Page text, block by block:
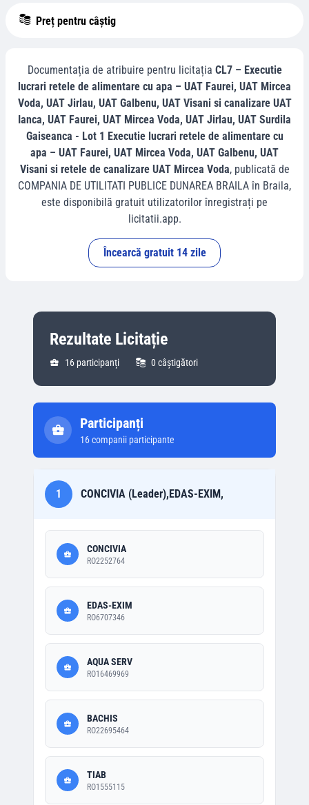
Preț pentru câștig
Documentația de atribuire pentru licitația CL7 – Executie
lucrari retele de alimentare cu apa – UAT Faurei, UAT Mircea
Voda, UAT Jirlau, UAT Galbenu, UAT Visani si canalizare UAT
Ianca, UAT Faurei, UAT Mircea Voda, UAT Jirlau, UAT Surdila
Gaiseanca - Lot 1 Executie lucrari retele de alimentare cu
apa – UAT Faurei, UAT Mircea Voda, UAT Galbenu, UAT
Visani si retele de canalizare UAT Mircea Voda, publicată de
COMPANIA DE UTILITATI PUBLICE DUNAREA BRAILA în Braila,
este disponibilă gratuit utilizatorilor înregistrați pe
licitatii.app.
Încearcă gratuit 14 zile
Rezultate Licitație
16 participanți 0câștigători
Participanți
16companii participante
1 CONCIVIA (Leader),EDAS-EXIM,
CONCIVIA
RO2252764
EDAS-EXIM
RO6707346
AQUA SERV
RO16469969
BACHIS
RO22695464
TIAB
RO1555115